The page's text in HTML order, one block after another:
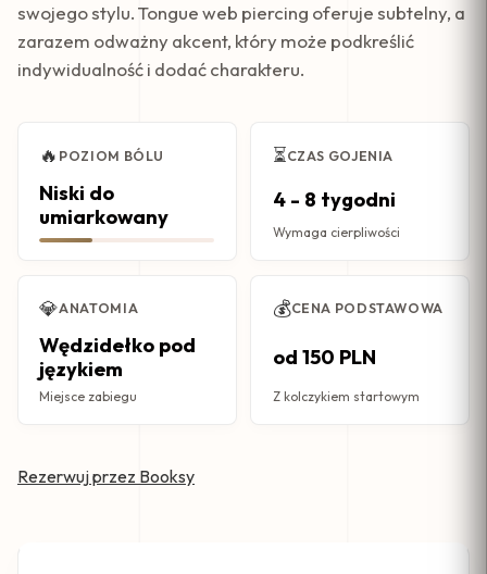
swojego stylu. Tongue web piercing oferuje subtelny, a
zarazem odważny akcent, który może podkreślić
indywidualność i dodać charakteru.
🔥 POZIOM BÓLU
Niski do
umiarkowany
⏳CZAS GOJENIA
4 - 8 tygodni
Wymaga cierpliwości
💎ANATOMIA
Wędzidełko pod
językiem
Miejsce zabiegu
💰CENA PODSTAWOWA
od 150 PLN
Z kolczykiem startowym
Rezerwuj przez Booksy